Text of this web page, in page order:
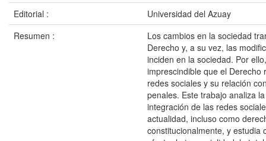
Editorial :
Universidad del Azuay
Resumen :
Los cambios en la sociedad
Derecho y, a su vez, las
inciden en la sociedad. Por
imprescindible que el Derecho
redes sociales y su relación
penales. Este trabajo analiza
integración de las redes
actualidad, incluso como
constitucionalmente, y estudia